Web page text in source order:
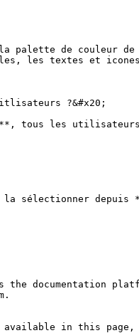
la palette de
les textes et icones
?&#x20;
tous les utilisateurs
sélectionner
documentation
in this page,